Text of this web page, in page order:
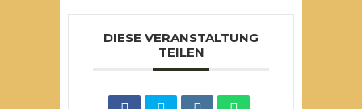
DIESE VERANSTALTUNG
TEILEN